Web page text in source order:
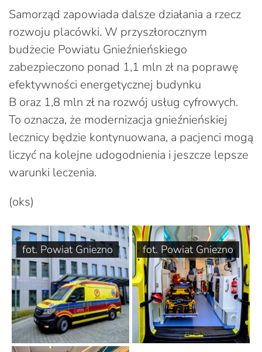
Samorząd zapowiada dalsze działania a rzecz
rozwoju placówki. W przyszłorocznym
budżecie Powiatu Gnieźnieńskiego
zabezpieczono ponad 1,1 mln zł na poprawę
efektywności energetycznej budynku
B oraz 1,8 mln zł na rozwój usług cyfrowych.
To oznacza, że modernizacja gnieźnieńskiej
lecznicy będzie kontynuowana, a pacjenci mogą
liczyć na kolejne udogodnienia i jeszcze lepsze
warunki leczenia.
(oks)
fot. Powiat Gniezno fot. Powiat Gniezno